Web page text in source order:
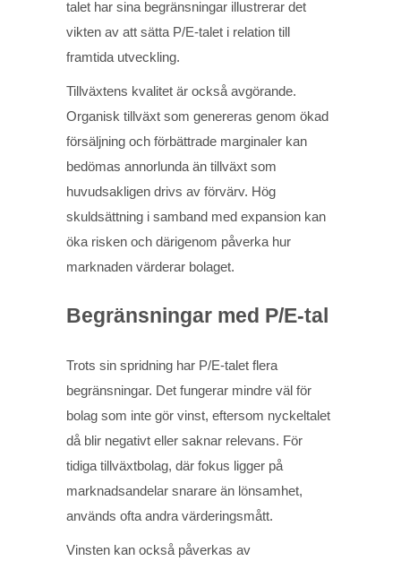
talet har sina begränsningar illustrerar det
vikten av att sätta P/E-talet i relation till
framtida utveckling.
Tillväxtens kvalitet är också avgörande.
Organisk tillväxt som genereras genom ökad
försäljning och förbättrade marginaler kan
bedömas annorlunda än tillväxt som
huvudsakligen drivs av förvärv. Hög
skuldsättning i samband med expansion kan
öka risken och därigenom påverka hur
marknaden värderar bolaget.
Begränsningar med P/E-tal
Trots sin spridning har P/E-talet flera
begränsningar. Det fungerar mindre väl för
bolag som inte gör vinst, eftersom nyckeltalet
då blir negativt eller saknar relevans. För
tidiga tillväxtbolag, där fokus ligger på
marknadsandelar snarare än lönsamhet,
används ofta andra värderingsmått.
Vinsten kan också påverkas av